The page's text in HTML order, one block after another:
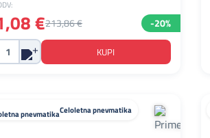
€213,86 € -20%
Celoletna pnevmatika